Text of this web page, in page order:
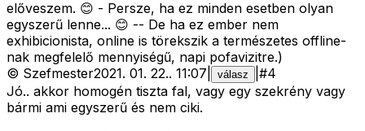
előveszem. 😊 - Persze, ha ez minden esetben olyan
egyszerű lenne... 😊 -- De ha ez ember nem
exhibicionista, online is törekszik a természetes offline-
nak megfelelő mennyiségű, napi pofavizitre.)
© Szefmester2021. 01. 22.. 11:07 válasz #4
Jó.. akkor homogén tiszta fal, vagy egy szekrény vagy
bármi ami egyszerű és nem ciki.